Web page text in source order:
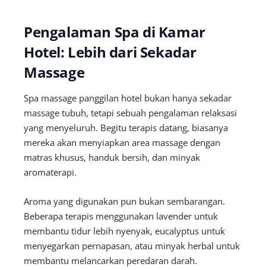
Pengalaman Spa di Kamar
Hotel: Lebih dari Sekadar
Massage
Spa massage panggilan hotel bukan hanya sekadar
massage tubuh, tetapi sebuah pengalaman relaksasi
yang menyeluruh. Begitu terapis datang, biasanya
mereka akan menyiapkan area massage dengan
matras khusus, handuk bersih, dan minyak
aromaterapi.
Aroma yang digunakan pun bukan sembarangan.
Beberapa terapis menggunakan lavender untuk
membantu tidur lebih nyenyak, eucalyptus untuk
menyegarkan pernapasan, atau minyak herbal untuk
membantu melancarkan peredaran darah.